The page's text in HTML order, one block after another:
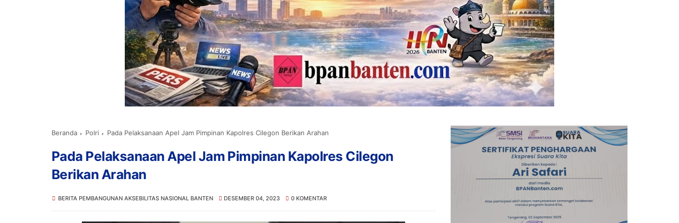
Beranda Polri Pada Pelaksanaan Apel Jam Pimpinan Kapolres Cilegon Berikan Arahan
Pada Pelaksanaan Apel Jam Pimpinan Kapolres Cilegon
Berikan Arahan
BERITA PEMBANGUNAN AKSEBILITAS NASIONAL BANTEN DESEMBER 04, 2023 0 KOMENTAR